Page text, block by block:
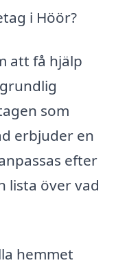
i Höör?
att få hjälp
som
erbjuder en
efter
lista över vad
hemmet